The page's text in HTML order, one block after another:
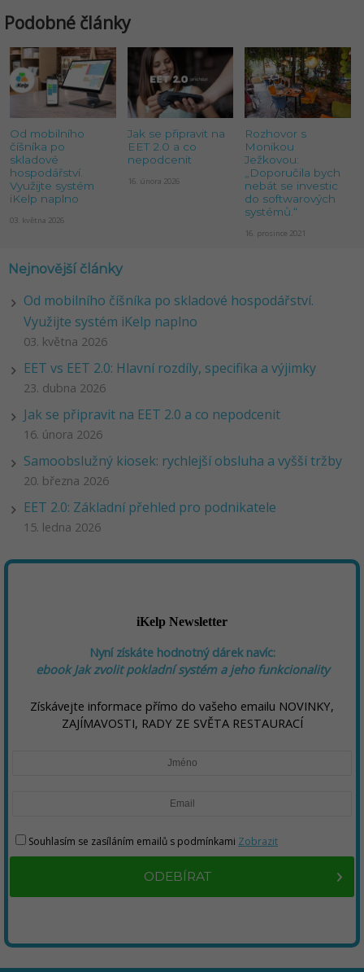
Podobné články
Od mobilního
číšníka po
skladové
hospodářství.
Využijte systém
iKelp naplno
03. května 2026
Jak se připravit na
EET 2.0 a co
nepodcenit
16. února 2026
Rozhovor s
Monikou
Ježkovou:
„Doporučila bych
nebát se investic
do softwarových
systémů.“
16. prosince 2021
Nejnovější články
Od mobilního číšníka po skladové hospodářství.
Využijte systém iKelp naplno
03. května 2026
EET vs EET 2.0: Hlavní rozdíly, specifika a výjimky
23. dubna 2026
Jak se připravit na EET 2.0 a co nepodcenit
16. února 2026
Samoobslužný kiosek: rychlejší obsluha a vyšší tržby
20. března 2026
EET 2.0: Základní přehled pro podnikatele
15. ledna 2026
iKelp Newsletter
Nyní získáte hodnotný dárek navíc:
ebookJak zvolit pokladní systém a jeho funkcionality
Získávejte informace přímo do vašeho emailu NOVINKY,
ZAJÍMAVOSTI, RADY ZE SVĚTA RESTAURACÍ
Souhlasím se zasíláním emailů s podmínkami Zobrazit
ODEBÍRAT